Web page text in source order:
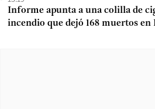
Informe apunta a una colilla de
incendio que dejó 168 muertos